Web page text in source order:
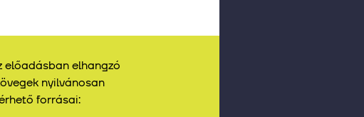
előadásban elhangzó
nyilvánosan
forrásai: